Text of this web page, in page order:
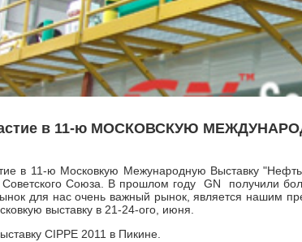
в 11-ю МОСКОВСКУЮ
в 11-ю Московкую Межународную Выставку
Советского Союза. В прошлом году GN получили
для нас очень важный рынок, является нашим
выставку в 21-24-ого, июня.
CIPPE 2011 в Пикине.